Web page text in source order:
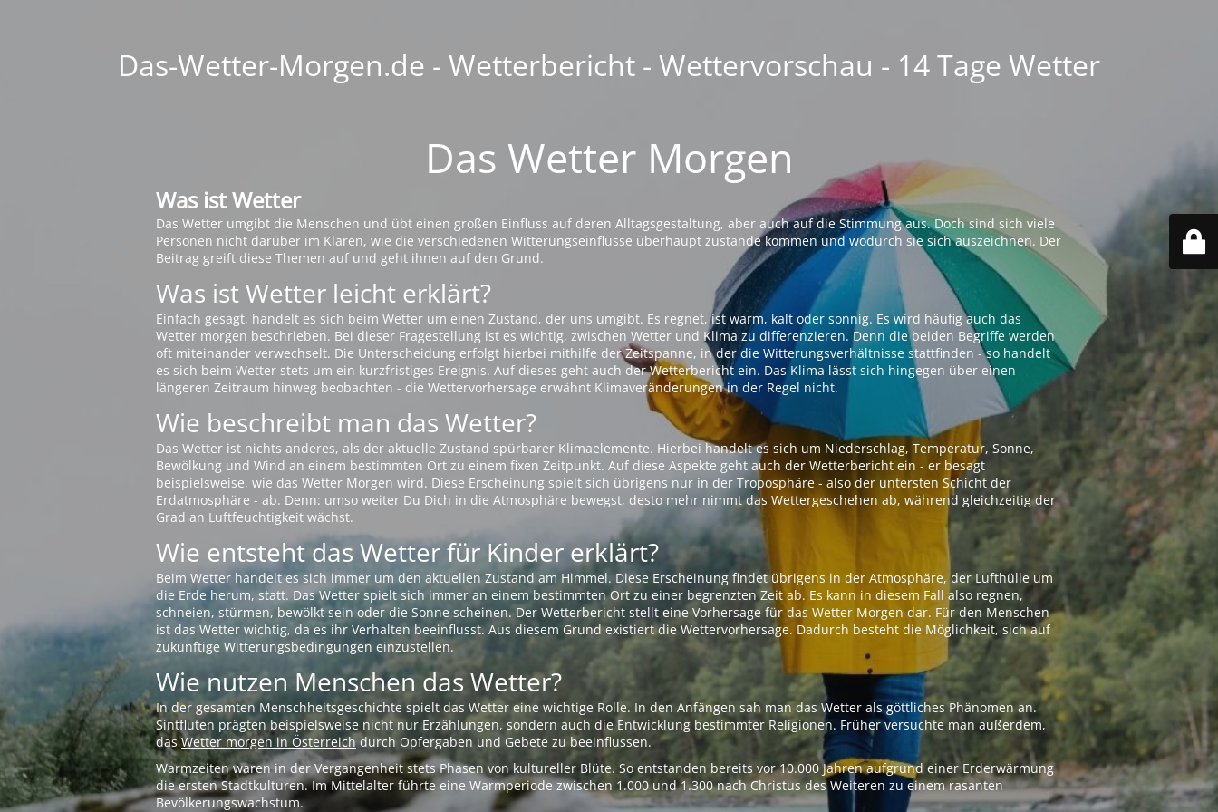
Das-Wetter-Morgen.de - Wetterbericht - Wettervorschau - 14 Tage Wetter
Das Wetter Morgen
Was ist Wetter
Das Wetter umgibt die Menschen und übt einen großen Einfluss auf deren Alltagsgestaltung, aber auch auf die Stimmung aus. Doch sind sich viele
Personen nicht darüber im Klaren, wie die verschiedenen Witterungseinflüsse überhaupt zustande kommen und wodurch sie sich auszeichnen. Der
Beitrag greift diese Themen auf und geht ihnen auf den Grund.
Was ist Wetter leicht erklärt?
Einfach gesagt, handelt es sich beim Wetter um einen Zustand, der uns umgibt. Es regnet, ist warm, kalt oder sonnig. Es wird häufig auch das
Wetter morgen beschrieben. Bei dieser Fragestellung ist es wichtig, zwischen Wetter und Klima zu differenzieren. Denn die beiden Begriffe werden
oft miteinander verwechselt. Die Unterscheidung erfolgt hierbei mithilfe der Zeitspanne, in der die Witterungsverhältnisse stattfinden - so handelt
es sich beim Wetter stets um ein kurzfristiges Ereignis. Auf dieses geht auch der Wetterbericht ein. Das Klima lässt sich hingegen über einen
längeren Zeitraum hinweg beobachten - die Wettervorhersage erwähnt Klimaveränderungen in der Regel nicht.
Wie beschreibt man das Wetter?
Das Wetter ist nichts anderes, als der aktuelle Zustand spürbarer Klimaelemente. Hierbei handelt es sich um Niederschlag, Temperatur, Sonne,
Bewölkung und Wind an einem bestimmten Ort zu einem fixen Zeitpunkt. Auf diese Aspekte geht auch der Wetterbericht ein - er besagt
beispielsweise, wie das Wetter Morgen wird. Diese Erscheinung spielt sich übrigens nur in der Troposphäre - also der untersten Schicht der
Erdatmosphäre - ab. Denn: umso weiter Du Dich in die Atmosphäre bewegst, desto mehr nimmt das Wettergeschehen ab, während gleichzeitig der
Grad an Luftfeuchtigkeit wächst.
Wie entsteht das Wetter für Kinder erklärt?
Beim Wetter handelt es sich immer um den aktuellen Zustand am Himmel. Diese Erscheinung findet übrigens in der Atmosphäre, der Lufthülle um
die Erde herum, statt. Das Wetter spielt sich immer an einem bestimmten Ort zu einer begrenzten Zeit ab. Es kann in diesem Fall also regnen,
schneien, stürmen, bewölkt sein oder die Sonne scheinen. Der Wetterbericht stellt eine Vorhersage für das Wetter Morgen dar. Für den Menschen
ist das Wetter wichtig, da es ihr Verhalten beeinflusst. Aus diesem Grund existiert die Wettervorhersage. Dadurch besteht die Möglichkeit, sich auf
zukünftige Witterungsbedingungen einzustellen.
Wie nutzen Menschen das Wetter?
In der gesamten Menschheitsgeschichte spielt das Wetter eine wichtige Rolle. In den Anfängen sah man das Wetter als göttliches Phänomen an.
Sintfluten prägten beispielsweise nicht nur Erzählungen, sondern auch die Entwicklung bestimmter Religionen. Früher versuchte man außerdem,
dasWetter morgen in Österreichdurch Opfergaben und Gebete zu beeinflussen.
Warmzeiten waren in der Vergangenheit stets Phasen von kultureller Blüte. So entstanden bereits vor 10.000 Jahren aufgrund einer Erderwärmung
die ersten Stadtkulturen. Im Mittelalter führte eine Warmperiode zwischen 1.000 und 1.300 nach Christus des Weiteren zu einem rasanten
Bevölkerungswachstum.